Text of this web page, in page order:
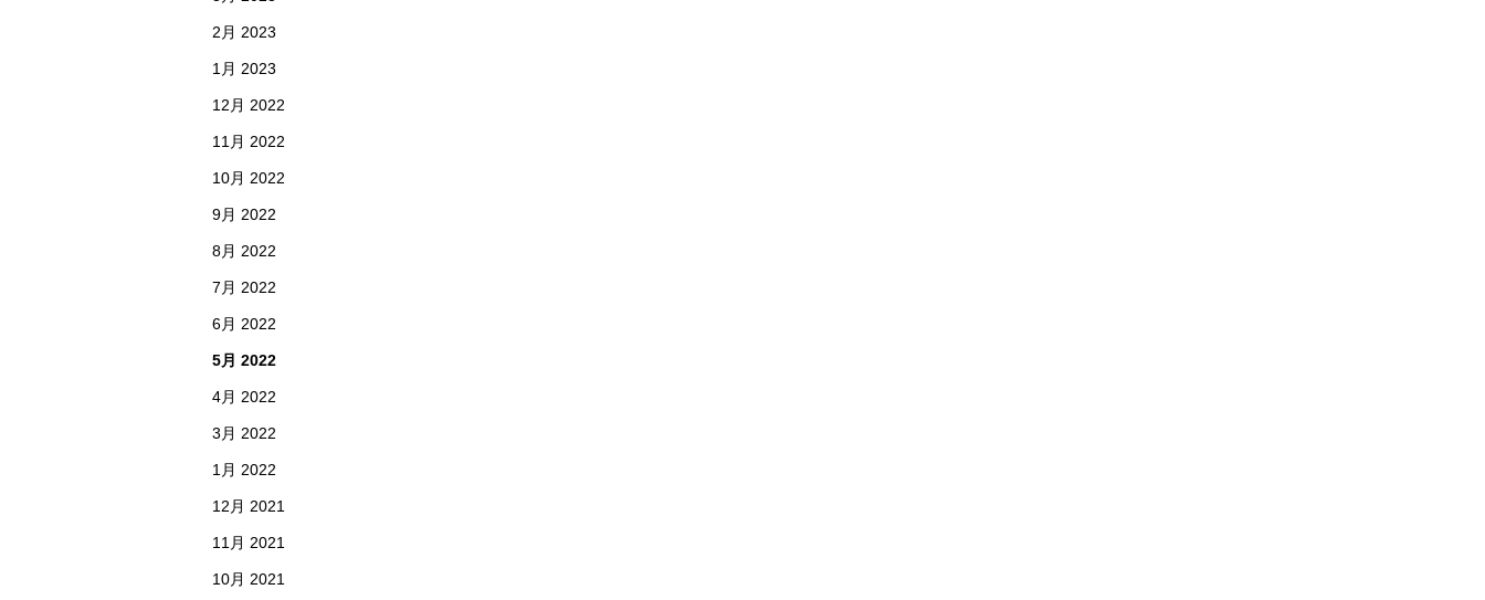
2月 2023
1月 2023
12月 2022
11月 2022
10月 2022
9月 2022
8月 2022
7月 2022
6月 2022
5月 2022
4月 2022
3月 2022
1月 2022
12月 2021
11月 2021
10月 2021